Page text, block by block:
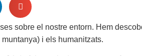
sobre el nostre entorn. Hem
i els humanitzats.